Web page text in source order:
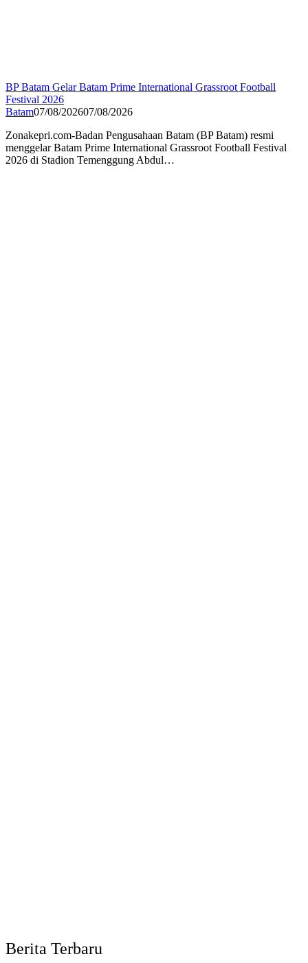
BP Batam Gelar Batam Prime International Grassroot Football
Festival 2026
Batam07/08/202607/08/2026
Zonakepri.com-Badan Pengusahaan Batam (BP Batam) resmi
menggelar Batam Prime International Grassroot Football Festival
2026 di Stadion Temenggung Abdul…
Berita Terbaru